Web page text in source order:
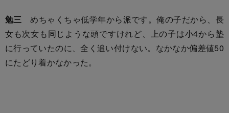
勉三 めちゃくちゃ低学年から派です。俺の子だから、長
女も次女も同じような頭ですけれど、上の子は小4から塾
に行っていたのに、全く追い付けない。なかなか偏差値50
にたどり着かなかった。